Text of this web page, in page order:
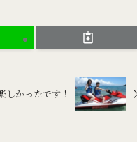
しかったです！